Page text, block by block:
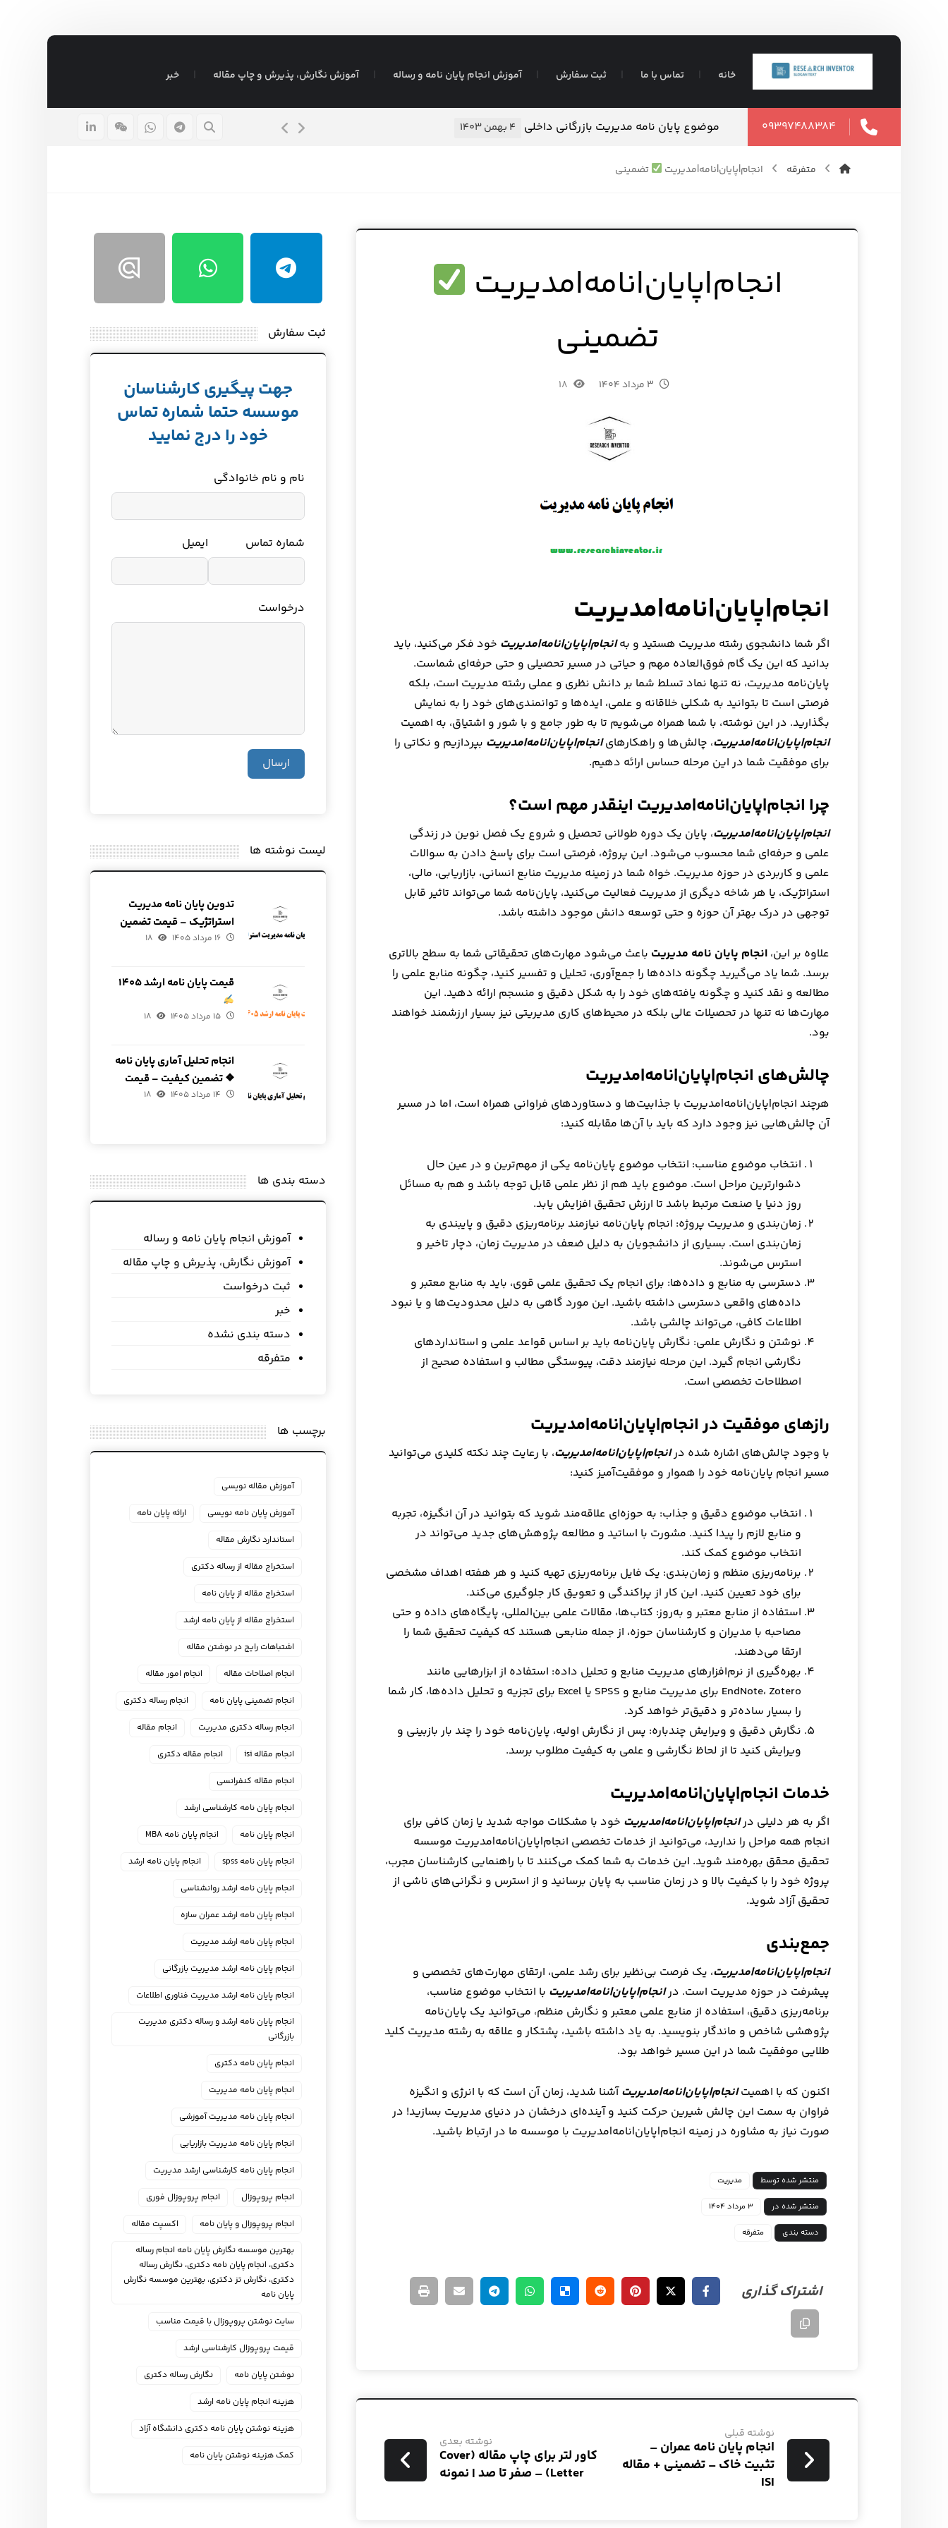
خانه تماس با ما ثبت سفارش آموزش انجام پایان نامه و رساله آموزش نگارش، پذیرش و چاپ مقاله خبر
۰۹۳۹۷۴۸۸۳۸۴ انجام پایان نامه مدیریت به روش آمیخته – تضمینی ⇶ فوری موضوع پایان نامه مدیریت بازرگانی داخلی ۴ بهمن ۱۴۰۳ ۱۶ مرداد ۱۴۰۵
متفرقه انجام|پایان|نامه|مدیریت تضمینی
انجام|پایان|نامه|مدیریت
تضمینی
۳ مرداد ۱۴۰۴ ۱۸
انجام|پایان|نامه|مدیریت
اگر شما دانشجوی رشته مدیریت هستید و بهانجام|پایان|نامه|مدیریت خود فکر می‌کنید، باید
بدانید که این یک گام فوق‌العاده مهم و حیاتی در مسیر تحصیلی و حتی حرفه‌ای شماست.
پایان‌نامه مدیریت، نه تنها نماد تسلط شما بر دانش نظری و عملی رشته مدیریت است، بلکه
فرصتی است تا بتوانید به شکلی خلاقانه و علمی، ایده‌ها و توانمندی‌های خود را به نمایش
بگذارید. در این نوشته، با شما همراه می‌شویم تا به طور جامع و با شور و اشتیاق، به اهمیت
انجام|پایان|نامه|مدیریت، چالش‌ها و راهکارهایانجام|پایان|نامه|مدیریت بپردازیم و نکاتی را
برای موفقیت شما در این مرحله حساس ارائه دهیم.
چرا انجام|پایان|نامه|مدیریت اینقدر مهم است؟
انجام|پایان|نامه|مدیریت، پایان یک دوره طولانی تحصیل و شروع یک فصل نوین در زندگی
علمی و حرفه‌ای شما محسوب می‌شود. این پروژه، فرصتی است برای پاسخ دادن به سوالات
علمی و کاربردی در حوزه مدیریت. خواه شما در زمینه مدیریت منابع انسانی، بازاریابی، مالی،
استراتژیک، یا هر شاخه دیگری از مدیریت فعالیت می‌کنید، پایان‌نامه شما می‌تواند تاثیر قابل
توجهی در درک بهتر آن حوزه و حتی توسعه دانش موجود داشته باشد.
علاوه بر این، انجام پایان نامه مدیریت باعث می‌شود مهارت‌های تحقیقاتی شما به سطح بالاتری
برسد. شما یاد می‌گیرید چگونه داده‌ها را جمع‌آوری، تحلیل و تفسیر کنید، چگونه منابع علمی را
مطالعه و نقد کنید و چگونه یافته‌های خود را به شکل دقیق و منسجم ارائه دهید. این
مهارت‌ها نه تنها در تحصیلات عالی بلکه در محیط‌های کاری مدیریتی نیز بسیار ارزشمند خواهند
بود.
چالش‌های انجام|پایان|نامه|مدیریت
هرچند انجام|پایان|نامه|مدیریت با جذابیت‌ها و دستاوردهای فراوانی همراه است، اما در مسیر
آن چالش‌هایی نیز وجود دارد که باید با آن‌ها مقابله کنید:
انتخاب موضوع مناسب: انتخاب موضوع پایان‌نامه یکی از مهم‌ترین و در عین حال
دشوارترین مراحل است. موضوع باید هم از نظر علمی قابل توجه باشد و هم به مسائل
روز دنیا یا صنعت مرتبط باشد تا ارزش تحقیق افزایش یابد.
زمان‌بندی و مدیریت پروژه: انجام پایان‌نامه نیازمند برنامه‌ریزی دقیق و پایبندی به
زمان‌بندی است. بسیاری از دانشجویان به دلیل ضعف در مدیریت زمان، دچار تاخیر و
استرس می‌شوند.
دسترسی به منابع و داده‌ها: برای انجام یک تحقیق علمی قوی، باید به منابع معتبر و
داده‌های واقعی دسترسی داشته باشید. این مورد گاهی به دلیل محدودیت‌ها و یا نبود
اطلاعات کافی، می‌تواند چالشی باشد.
نوشتن و نگارش علمی: نگارش پایان‌نامه باید بر اساس قواعد علمی و استانداردهای
نگارشی انجام گیرد. این مرحله نیازمند دقت، پیوستگی مطالب و استفاده صحیح از
اصطلاحات تخصصی است.
رازهای موفقیت در انجام|پایان|نامه|مدیریت
با وجود چالش‌های اشاره شده درانجام|پایان|نامه|مدیریت، با رعایت چند نکته کلیدی می‌توانید
مسیر انجام پایان‌نامه خود را هموار و موفقیت‌آمیز کنید:
انتخاب موضوع دقیق و جذاب: به حوزه‌ای علاقه‌مند شوید که بتوانید در آن انگیزه، تجربه
و منابع لازم را پیدا کنید. مشورت با اساتید و مطالعه پژوهش‌های جدید می‌تواند در
انتخاب موضوع کمک کند.
برنامه‌ریزی منظم و زمان‌بندی: یک فایل برنامه‌ریزی تهیه کنید و هر هفته اهداف مشخصی
برای خود تعیین کنید. این کار از پراکندگی و تعویق کار جلوگیری می‌کند.
استفاده از منابع معتبر و به‌روز: کتاب‌ها، مقالات علمی بین‌المللی، پایگاه‌های داده و حتی
مصاحبه با مدیران و کارشناسان حوزه، از جمله منابعی هستند که کیفیت تحقیق شما را
ارتقا می‌دهند.
بهره‌گیری از نرم‌افزارهای مدیریت منابع و تحلیل داده: استفاده از ابزارهایی مانند
EndNote، Zotero برای مدیریت منابع و SPSS یا Excel برای تجزیه و تحلیل داده‌ها، کار شما
را بسیار ساده‌تر و دقیق‌تر خواهد کرد.
نگارش دقیق و ویرایش چندباره: پس از نگارش اولیه، پایان‌نامه خود را چند بار بازبینی و
ویرایش کنید تا از لحاظ نگارشی و علمی به کیفیت مطلوب برسد.
خدمات انجام|پایان|نامه|مدیریت
اگر به هر دلیلی درانجام|پایان|نامه|مدیریت خود با مشکلات مواجه شدید یا زمان کافی برای
انجام همه مراحل را ندارید، می‌توانید از خدمات تخصصی انجام|پایان|نامه|مدیریت موسسه
تحقیق محقق بهره‌مند شوید. این خدمات به شما کمک می‌کنند تا با راهنمایی کارشناسان مجرب،
پروژه خود را با کیفیت بالا و در زمان مناسب به پایان برسانید و از استرس و نگرانی‌های ناشی از
تحقیق آزاد شوید.
جمع‌بندی
انجام|پایان|نامه|مدیریت، یک فرصت بی‌نظیر برای رشد علمی، ارتقای مهارت‌های تخصصی و
پیشرفت در حوزه مدیریت است. درانجام|پایان|نامه|مدیریت با انتخاب موضوع مناسب،
برنامه‌ریزی دقیق، استفاده از منابع علمی معتبر و نگارش منظم، می‌توانید یک پایان‌نامه
پژوهشی شاخص و ماندگار بنویسید. به یاد داشته باشید، پشتکار و علاقه به رشته مدیریت کلید
طلایی موفقیت شما در این مسیر خواهد بود.
اکنون که با اهمیتانجام|پایان|نامه|مدیریتآشنا شدید، زمان آن است که با انرژی و انگیزه
فراوان به سمت این چالش شیرین حرکت کنید و آینده‌ای درخشان در دنیای مدیریت بسازید! در
صورت نیاز به مشاوره در زمینه انجام|پایان|نامه|مدیریت با موسسه ما در ارتباط باشید.
منتشر شده توسط مدیریت
منتشر شده در ۳ مرداد ۱۴۰۴
دسته بندی متفرقه
نوشته قبلی
انجام پایان نامه عمران –
تثبیت خاک – تضمینی + مقاله
ISI
نوشته بعدی
کاور لتر برای چاپ مقاله (Cover
Letter) – صفر تا صد | نمونه
ثبت سفارش
جهت پیگیری کارشناسان
موسسه حتما شماره تماس
خود را درج نمایید
نام و نام خانوادگی
شماره تماس ایمیل
درخواست
ارسال
لیست نوشته ها
تدوین پایان نامه مدیریت
استراتژیک – قیمت تضمین
شده
۱۶ مرداد ۱۴۰۵ ۱۸
قیمت پایان نامه ارشد ۱۴۰۵
۱۵ مرداد ۱۴۰۵ ۱۸
انجام تحلیل آماری پایان نامه
❖ تضمین کیفیت – قیمت
مناسب
۱۴ مرداد ۱۴۰۵ ۱۸
دسته بندی ها
آموزش انجام پایان نامه و رساله
آموزش نگارش، پذیرش و چاپ مقاله
ثبت درخواست
خبر
دسته بندی نشده
متفرقه
برچسب ها
آموزش مقاله نویسی
آموزش پایان نامه نویسی
ارائه پایان نامه
استاندارد نگارش مقاله
استخراج مقاله از رساله دکتری
استخراج مقاله از پایان نامه
استخراج مقاله از پایان نامه ارشد
اشتباهات رایج در نوشتن مقاله
انجام اصلاحات مقاله
انجام امور مقاله
انجام تضمینی پایان نامه
انجام رساله دکتری
انجام رساله دکتری مدیریت
انجام مقاله
انجام مقاله isi
انجام مقاله دکتری
انجام مقاله کنفرانسی
انجام پايان نامه كارشناسي ارشد
انجام پایان نامه
انجام پایان نامه MBA
انجام پایان نامه spss
انجام پایان نامه ارشد
انجام پایان نامه ارشد روانشناسی
انجام پایان نامه ارشد عمران سازه
انجام پایان نامه ارشد مدیریت
انجام پایان نامه ارشد مدیریت بازرگانی
انجام پایان نامه ارشد مدیریت فناوری اطلاعات
انجام پایان نامه ارشد و رساله دکتری مدیریت
بازرگانی
انجام پایان نامه دکتری
انجام پایان نامه مدیریت
انجام پایان نامه مدیریت آموزشی
انجام پایان نامه مدیریت بازاریابی
انجام پایان نامه کارشناسی ارشد مدیریت
انجام پروپوزال
انجام پروپوزال فوری
انجام پروپوزال و پایان نامه
اکسپت مقاله
بهترین موسسه نگارش پایان نامه انجام رساله
دکتری، انجام پایان نامه دکتری، نگارش رساله
دکتری، نگارش تز دکتری، بهترین موسسه نگارش
پایان نامه
سایت نوشتن پروپوزال با قیمت مناسب
قیمت پروپوزال کارشناسی ارشد
نوشتن پایان نامه
نگارش رساله دکتری
هزینه انجام پایان نامه ارشد
هزینه نوشتن پایان نامه دکتری دانشگاه آزاد
کمک هزینه نوشتن پایان نامه